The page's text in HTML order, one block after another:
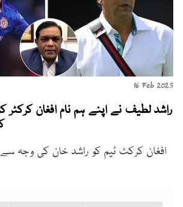
16 Feb 2025
راشد لطیف نے اپنے ہم نام افغان کرکٹر
افغان کرکٹ ٹیم کو راشد خان کی وجہ